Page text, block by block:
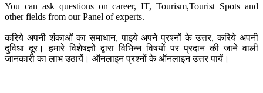
You can ask questions on career, IT, Tourism,Tourist Spots and
other fields from our Panel of experts.
करिये अपनी शंकाओं का समाधान, पाइये अपने प्रश्नों के उत्तर, करिये अपनी
दुविधा दूर। हमारे विशेषज्ञों द्वारा विभिन्न विषयों पर प्रदान की जाने वाली
जानकारी का लाभ उठायें। ऑनलाइन प्रश्नों के ऑनलाइन उत्तर पायें।